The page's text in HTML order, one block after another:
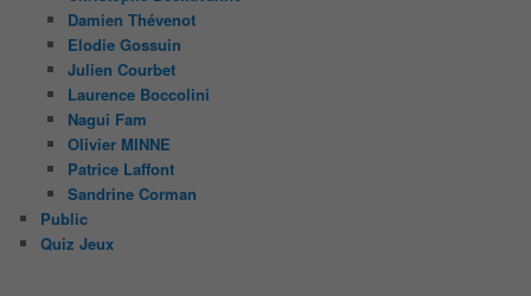
Damien Thévenot
Elodie Gossuin
Julien Courbet
Laurence Boccolini
Nagui Fam
Olivier MINNE
Patrice Laffont
Sandrine Corman
Public
Quiz Jeux